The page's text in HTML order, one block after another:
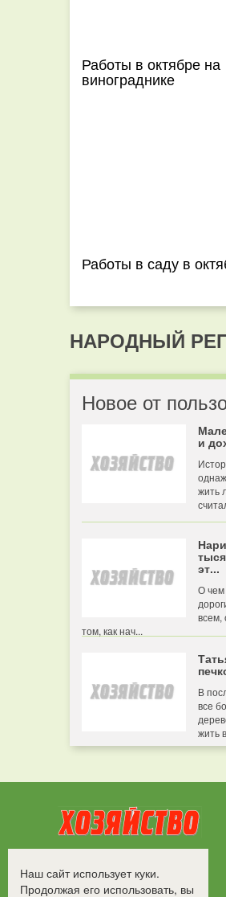
Работы в октябре на
винограднике
Работы в саду в
НАРОДНЫЙ
Новое от
и
жить
эт...
О чем
всем,
том, как нач...
В
все
жить
Все права защищены.
©2008-2017 - "Хозяйство"
Наш сайт использует куки.
Продолжая его использовать, вы